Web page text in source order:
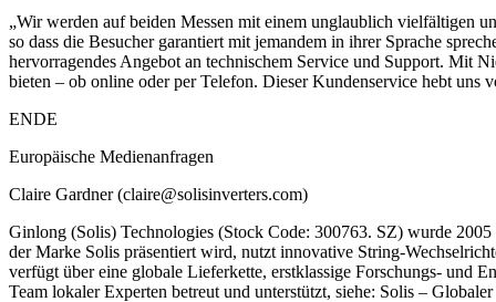
„Wir werden auf beiden Messen mit einem unglaublich vielfältigen
so dass die Besucher garantiert mit jemandem in ihrer Sprache
hervorragendes Angebot an technischem Service und Support. Mit
bieten – ob online oder per Telefon. Dieser Kundenservice hebt uns
ENDE
Europäische Medienanfragen
Claire Gardner (claire@solisinverters.com)
Ginlong (Solis) Technologies (Stock Code: 300763. SZ) wurde
der Marke Solis präsentiert wird, nutzt innovative String-
verfügt über eine globale Lieferkette, erstklassige Forschungs- und
Team lokaler Experten betreut und unterstützt, siehe: Solis –